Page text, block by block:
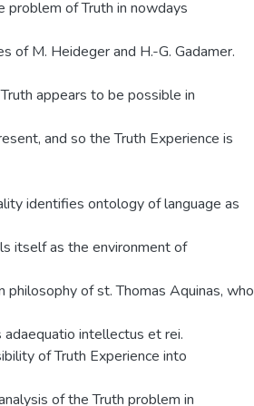
of Truth in nowdays
of M. Heideger and H.-G. Gadamer.
appears to be possible in
and so the Truth Experience is
identifies ontology of language as
itself as the environment of
philosophy of st. Thomas Aquinas, who
intellectus et rei.
of Truth Experience into
of the Truth problem in